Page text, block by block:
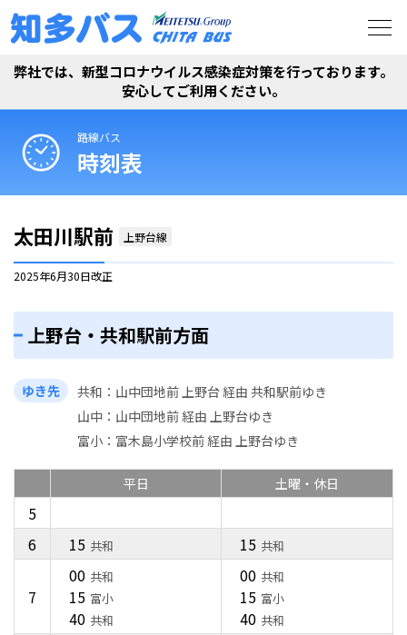
弊社では、新型コロナウイルス感染症対策を行っております。
安心してご利用ください。
路線バス
時刻表
太田川駅前 上野台線
2025年6月30日改正
上野台・共和駅前方面
ゆき先 共和
山中団地前 上野台 経由 共和駅前ゆき
山中
山中団地前 経由 上野台ゆき
富小
富木島小学校前 経由 上野台ゆき
平日
5
6
7
15 共和
00 共和
15 富小
40 共和
土曜・休日
15 共和
00 共和
15 富小
40 共和